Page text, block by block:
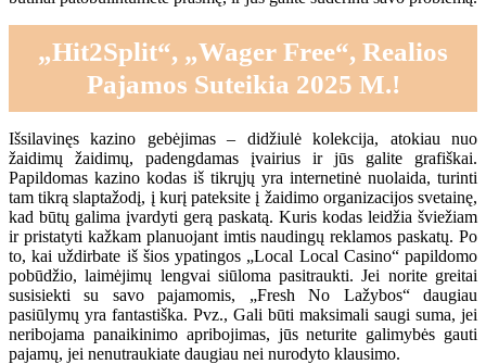
„Hit2Split“, „Wager Free“, Realios
Pajamos Suteikia 2025 M.!
Išsilavinęs kazino gebėjimas – didžiulė kolekcija, atokiau nuo
žaidimų žaidimų, padengdamas įvairius ir jūs galite grafiškai.
Papildomas kazino kodas iš tikrųjų yra internetinė nuolaida, turinti
tam tikrą slaptažodį, į kurį pateksite į žaidimo organizacijos svetainę,
kad būtų galima įvardyti gerą paskatą. Kuris kodas leidžia šviežiam
ir pristatyti kažkam planuojant imtis naudingų reklamos paskatų. Po
to, kai uždirbate iš šios ypatingos „Local Local Casino“ papildomo
pobūdžio, laimėjimų lengvai siūloma pasitraukti. Jei norite greitai
susisiekti su savo pajamomis, „Fresh No Lažybos“ daugiau
pasiūlymų yra fantastiška. Pvz., Gali būti maksimali saugi suma, jei
neribojama panaikinimo apribojimas, jūs neturite galimybės gauti
pajamų, jei nenutraukiate daugiau nei nurodyto klausimo.